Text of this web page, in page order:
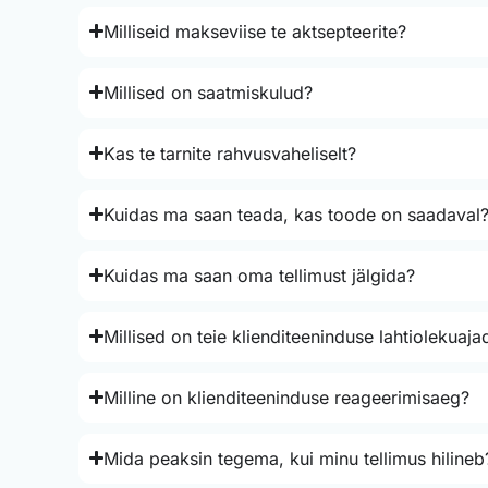
Milliseid makseviise te aktsepteerite?
Millised on saatmiskulud?
Kas te tarnite rahvusvaheliselt?
Kuidas ma saan teada, kas toode on saadaval?
Kuidas ma saan oma tellimust jälgida?
Millised on teie klienditeeninduse
Milline on klienditeeninduse reageerimisaeg?
Mida peaksin tegema, kui minu tellimus